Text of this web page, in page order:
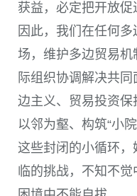
获益，必定把开放促
因此，我们在任何
场，维护多边贸易
际组织协调解决共
边主义、贸易投资
以邻为壑、构筑“小
这些封闭的小循环
临的挑战，不知不